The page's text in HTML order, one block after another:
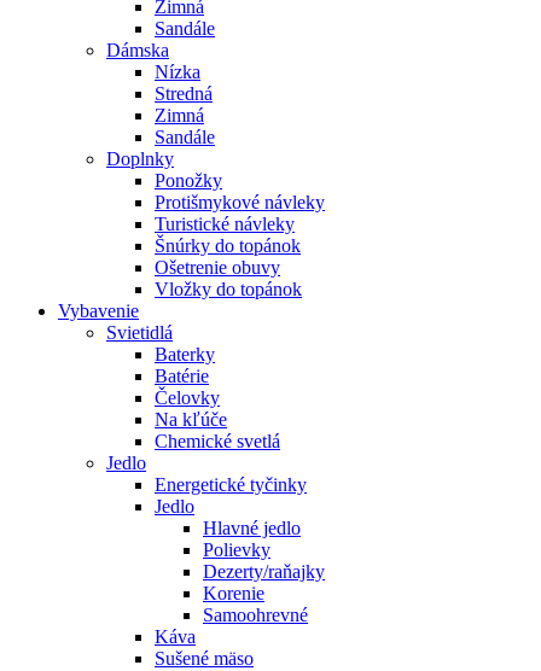
Zimná
Sandále
Dámska
Nízka
Stredná
Zimná
Sandále
Doplnky
Ponožky
Protišmykové návleky
Turistické návleky
Šnúrky do topánok
Ošetrenie obuvy
Vložky do topánok
Vybavenie
Svietidlá
Baterky
Batérie
Čelovky
Na kľúče
Chemické svetlá
Jedlo
Energetické tyčinky
Jedlo
Hlavné jedlo
Polievky
Dezerty/raňajky
Korenie
Samoohrevné
Káva
Sušené mäso